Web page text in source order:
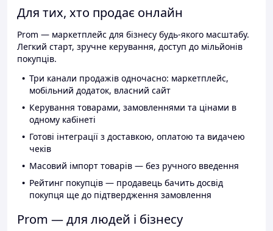
Для тих, хто продає онлайн
Prom — маркетплейс для бізнесу будь-якого масштабу.
Легкий старт, зручне керування, доступ до мільйонів
покупців.
Три канали продажів одночасно: маркетплейс,
мобільний додаток, власний сайт
Керування товарами, замовленнями та цінами в
одному кабінеті
Готові інтеграції з доставкою, оплатою та видачею
чеків
Масовий імпорт товарів — без ручного введення
Рейтинг покупців — продавець бачить досвід
покупця ще до підтвердження замовлення
Prom — для людей і бізнесу